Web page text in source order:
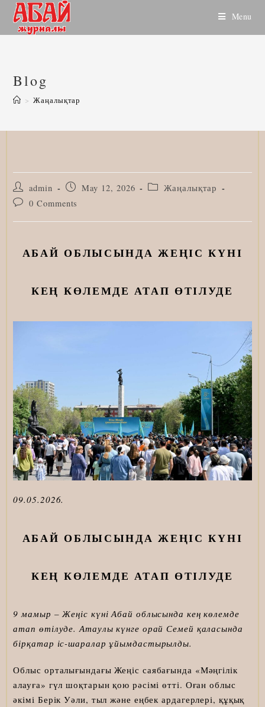
Skip
content
Menu
Blog
> Жаңалықтар
Post
author:
admin
Post
published:
May 12, 2026
Post Жаңалықтар
Post0 Comments
АБАЙ ОБЛЫСЫНДА ЖЕҢІС КҮНІ
КЕҢ КӨЛЕМДЕ АТАП ӨТІЛУДЕ
09.05.2026.
АБАЙ ОБЛЫСЫНДА ЖЕҢІС КҮНІ
КЕҢ КӨЛЕМДЕ АТАП ӨТІЛУДЕ
9 мамыр – Жеңіс күні Абай облысында кең көлемде
атап өтілуде.Атаулы күнге орай Семей қаласында
бірқатар іс-шаралар ұйымдастырылды.
Облыс орталығындағы Жеңіс саябағында «Мәңгілік
алауға» гүл шоқтарын қою рәсімі өтті. Оған облыс
әкімі Берік Уәли, тыл және еңбек ардагерлері, құқық